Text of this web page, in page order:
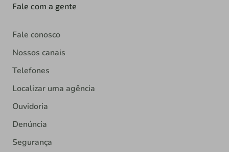
Fale com a gente
Fale conosco
Nossos canais
Telefones
Localizar uma agência
Ouvidoria
Denúncia
Segurança